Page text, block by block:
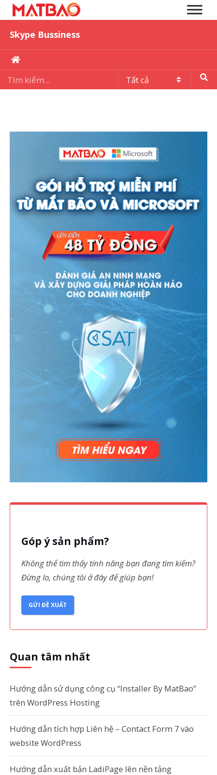
Skype Bussiness
Góp ý sản phẩm?
Không thể tìm thấy tính năng bạn đang tìm kiếm?
Đừng lo, chúng tôi ở đây để giúp bạn!
GỬI ĐỀ XUẤT
Quan tâm nhất
Hướng dẫn sử dụng công cụ “Installer By MatBao”
trên WordPress Hosting
Hướng dẫn tích hợp Liên hệ – Contact Form 7 vào
website WordPress
Hướng dẫn xuất bản LadiPage lên nền tảng